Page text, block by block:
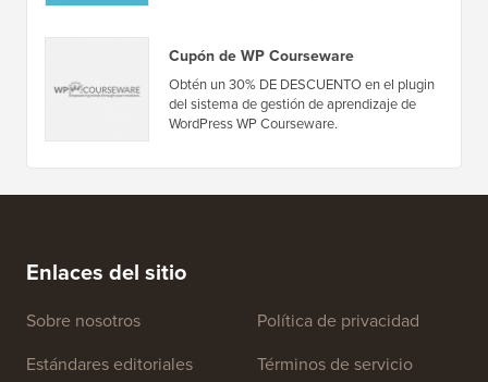
Cupón de WP Courseware
Obtén un 30% DE DESCUENTO en el plugin
del sistema de gestión de aprendizaje de
WordPress WP Courseware.
Enlaces del sitio
Sobre nosotros
Estándares editoriales
Política de privacidad
Términos de servicio